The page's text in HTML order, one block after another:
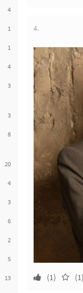
4
1
1
4
3
3
8
20
4
3
6
2
5
13
4.
(1)